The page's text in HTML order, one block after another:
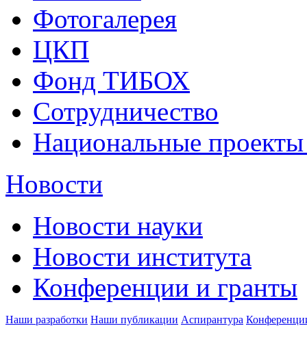
Фотогалерея
ЦКП
Фонд ТИБОХ
Сотрудничество
Национальные
Новости
Новости науки
Новости института
Конференции и гранты
Наши разработки Наши публикации Аспирантура